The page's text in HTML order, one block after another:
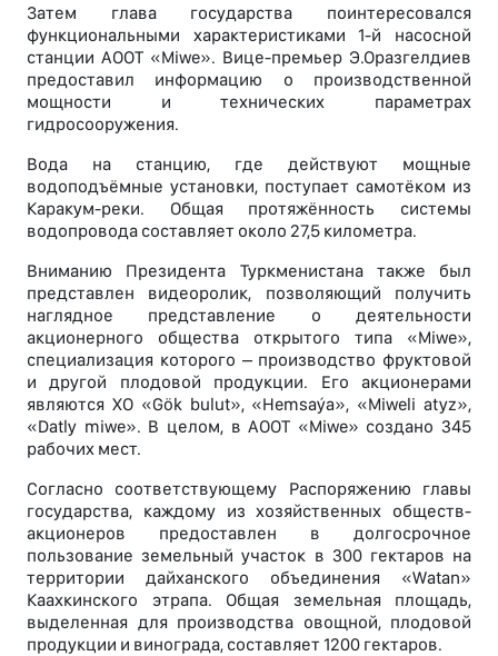
Затем глава государства поинтересовался
функциональными характеристиками 1-й насосной
станции АООТ «Miwe». Вице-премьер Э.Оразгелдиев
предоставил информацию о производственной
мощности и технических параметрах
гидросооружения.
Вода на станцию, где действуют мощные
водоподъёмные установки, поступает самотёком из
Каракум-реки. Общая протяжённость системы
водопровода составляет около 27,5 километра.
Вниманию Президента Туркменистана также был
представлен видеоролик, позволяющий получить
наглядное представление о деятельности
акционерного общества открытого типа «Miwe»,
специализация которого – производство фруктовой
и другой плодовой продукции. Его акционерами
являются ХО «Gök bulut», «Hemsaýa», «Miweli atyz»,
«Datly miwe». В целом, в АООТ «Miwe» создано 345
рабочих мест.
Согласно соответствующему Распоряжению главы
государства, каждому из хозяйственных обществ-
акционеров предоставлен в долгосрочное
пользование земельный участок в 300 гектаров на
территории дайханского объединения «Watan»
Каахкинского этрапа. Общая земельная площадь,
выделенная для производства овощной, плодовой
продукции и винограда, составляет 1200 гектаров.